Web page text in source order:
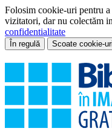
Folosim cookie-uri pentru a
vizitatori, dar nu colectăm
confidentialitate
În regulă Scoate cookie-